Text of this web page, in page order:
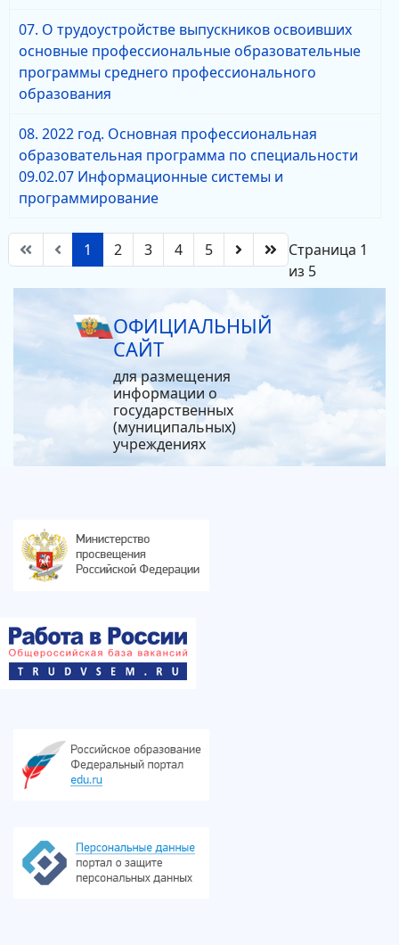
07. О трудоустройстве выпускников освоивших
основные профессиональные образовательные
программы среднего профессионального
образования
08. 2022 год. Основная профессиональная
образовательная программа по специальности
09.02.07 Информационные системы и
программирование
1 2 3 4 5
Страница 1
из 5
ОФИЦИАЛЬНЫЙ
САЙТ
для размещения
информации о
государственных
(муниципальных)
учреждениях